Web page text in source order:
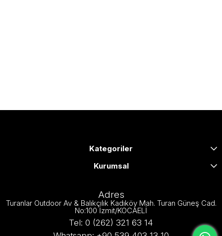
Kategoriler
Kurumsal
Adres
Turanlar Outdoor Av & Balıkçılık Kadıköy Mah. Turan Güneş Cad.
No:100 İzmit/KOCAELİ
Tel: 0 (262) 321 63 14